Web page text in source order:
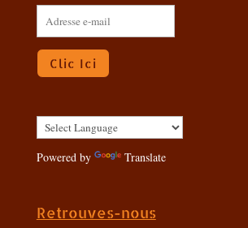
Adresse
e-
mail
Clic Ici
Powered by Translate
Retrouves-nous